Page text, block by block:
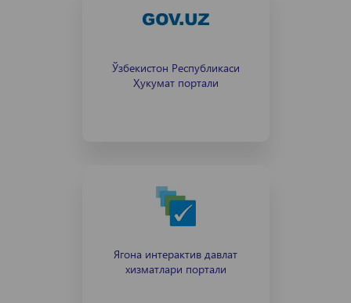
Ўзбекистон Республикаси
Ҳукумат портали
Ягона интерактив давлат
хизматлари портали